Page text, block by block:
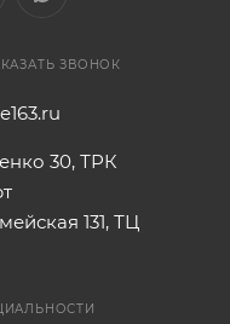
система
каждый кадр в
о настройках
Silver
ЗВОНОК
30, ТРК
131, ТЦ